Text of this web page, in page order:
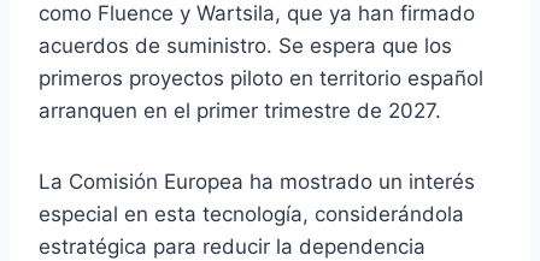
como Fluence y Wartsila, que ya han firmado
acuerdos de suministro. Se espera que los
primeros proyectos piloto en territorio español
arranquen en el primer trimestre de 2027.
La Comisión Europea ha mostrado un interés
especial en esta tecnología, considerándola
estratégica para reducir la dependencia